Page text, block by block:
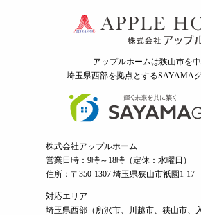
アップルホームは狭山市を
埼玉県西部を拠点とするSAYAMA
株式会社アップルホーム
営業日時：9時～18時（定休：水曜日）
住所：〒350-1307 埼玉県狭山市祇園1-17
対応エリア
埼玉県西部（ 所沢市、 川越市、狭山市、